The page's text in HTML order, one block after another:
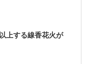
上する線香花火が